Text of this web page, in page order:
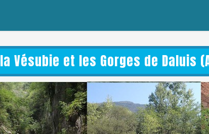
Vésubie et les Gorges de Daluis